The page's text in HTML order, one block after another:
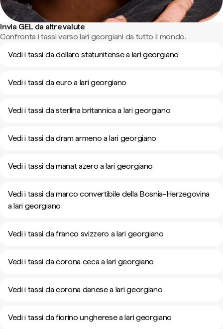
Invia GEL da altre valute
Confronta i tassi verso lari georgiani da tutto il mondo.
Vedi i tassi da dollaro statunitense a lari georgiano
Vedi i tassi da euro a lari georgiano
Vedi i tassi da sterlina britannica a lari georgiano
Vedi i tassi da dram armeno a lari georgiano
Vedi i tassi da manat azero a lari georgiano
Vedi i tassi da marco convertibile della Bosnia-Herzegovina
a lari georgiano
Vedi i tassi da franco svizzero a lari georgiano
Vedi i tassi da corona ceca a lari georgiano
Vedi i tassi da corona danese a lari georgiano
Vedi i tassi da fiorino ungherese a lari georgiano